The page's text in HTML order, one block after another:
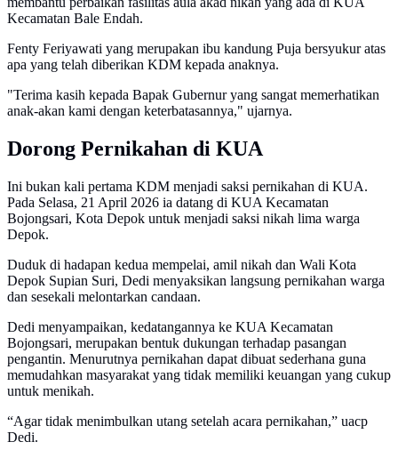
Kecamatan Bale Endah.
Fenty Feriyawati yang merupakan ibu kandung Puja bersyukur atas
apa yang telah diberikan KDM kepada anaknya.
"Terima kasih kepada Bapak Gubernur yang sangat memerhatikan
anak-akan kami dengan keterbatasannya," ujarnya.
Dorong Pernikahan di KUA
Ini bukan kali pertama KDM menjadi saksi pernikahan di KUA.
Pada Selasa, 21 April 2026 ia datang di KUA Kecamatan
Bojongsari, Kota Depok untuk menjadi saksi nikah lima warga
Depok.
Duduk di hadapan kedua mempelai, amil nikah dan Wali Kota
Depok Supian Suri, Dedi menyaksikan langsung pernikahan warga
dan sesekali melontarkan candaan.
Dedi menyampaikan, kedatangannya ke KUA Kecamatan
Bojongsari, merupakan bentuk dukungan terhadap pasangan
pengantin. Menurutnya pernikahan dapat dibuat sederhana guna
memudahkan masyarakat yang tidak memiliki keuangan yang cukup
untuk menikah.
“Agar tidak menimbulkan utang setelah acara pernikahan,” uacp
Dedi.